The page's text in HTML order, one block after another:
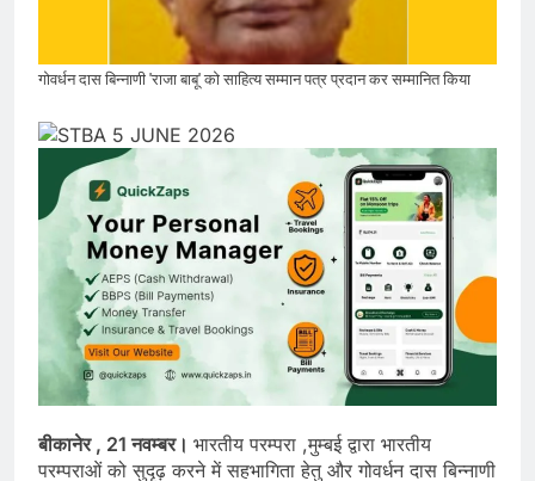
गोवर्धन दास बिन्नाणी 'राजा बाबू' को साहित्य सम्मान पत्र प्रदान कर सम्मानित किया
बीकानेर , 21 नवम्बर। भारतीय परम्परा ,मुम्बई द्वारा भारतीय
परम्पराओं को सुदृढ़ करने में सहभागिता हेतु और गोवर्धन दास बिन्नाणी